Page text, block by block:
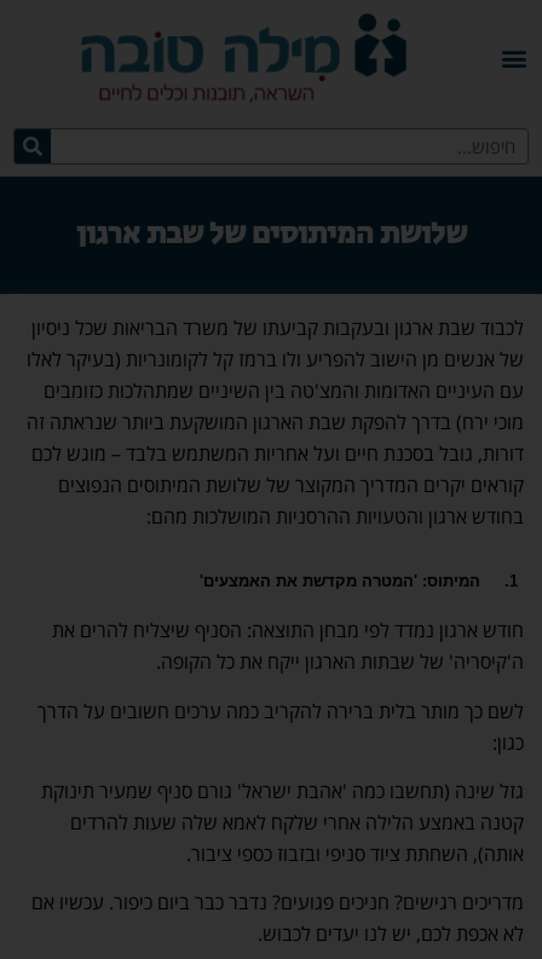
שלושת המיתוסים של שבת ארגון
לכבוד שבת ארגון ובעקבות קביעתו של משרד הבריאות שכל ניסיון
של אנשים מן הישוב להפריע ולו ברמז קל לקומונריות (בעיקר לאלו
עם העיניים האדומות והמצ'טה בין השיניים שמתהלכות כזומבים
מוכי ירח) בדרך להפקת שבת הארגון המושקעת ביותר שנראתה זה
דורות, גובל בסכנת חיים ועל אחריות המשתמש בלבד – מוגש לכם
קוראים יקרים המדריך המקוצר של שלושת המיתוסים הנפוצים
בחודש ארגון והטעויות ההרסניות המושלכות מהם:
1. המיתוס: 'המטרה מקדשת את האמצעים'
חודש ארגון נמדד לפי מבחן התוצאה: הסניף שיצליח להרים את
ה'קיסריה' של שבתות הארגון ייקח את כל הקופה.
לשם כך מותר בלית ברירה להקריב כמה ערכים חשובים על הדרך
כגון:
גזל שינה (תחשבו כמה 'אהבת ישראל' גורם סניף שמעיר תינוקת
קטנה באמצע הלילה אחרי שלקח לאמא שלה שעות להרדים
אותה), השחתת ציוד סניפי ובזבוז כספי ציבור.
מדריכים רגישים? חניכים פגועים? נדבר כבר ביום כיפור. עכשיו אם
לא אכפת לכם, יש לנו יעדים לכבוש.